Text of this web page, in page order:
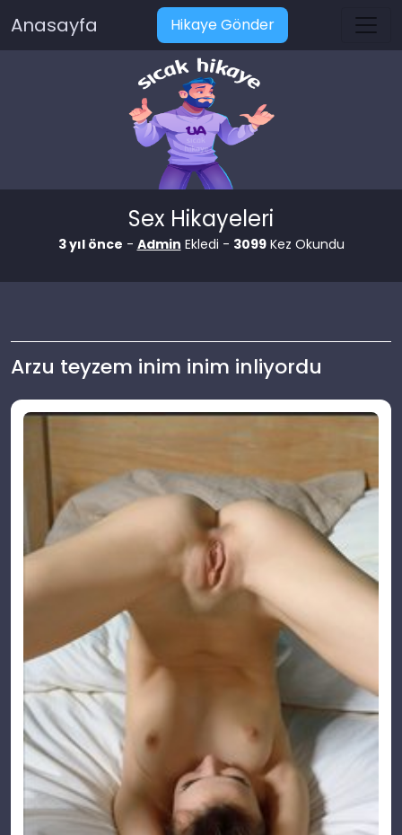
Anasayfa Hikaye Gönder
Sex Hikayeleri
3 yıl önce - Admin Ekledi - 3099Kez Okundu
Arzu teyzem inim inim inliyordu